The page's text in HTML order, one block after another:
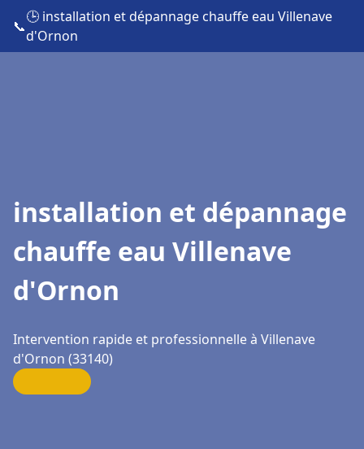
📞
🕒 installation et dépannage chauffe eau Villenave
d'Ornon
installation et dépannage
chauffe eau Villenave
d'Ornon
Intervention rapide et professionnelle à Villenave
d'Ornon (33140)